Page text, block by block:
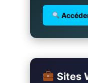
Sites